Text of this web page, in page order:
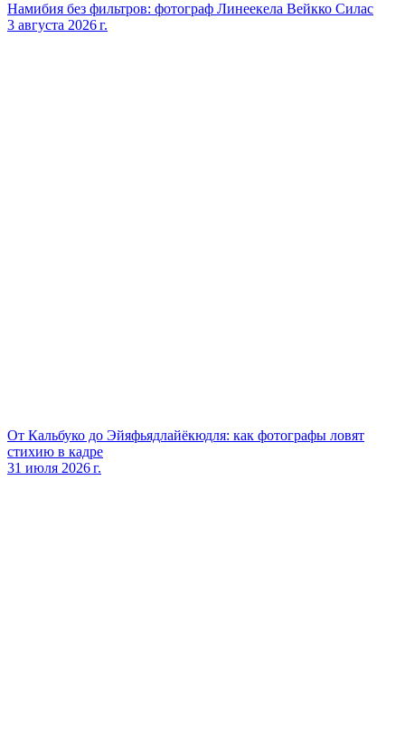
Намибия без фильтров: фотограф Линеекела Вейкко Силас
3 августа 2026 г.
От Кальбуко до Эйяфьядлайёкюдля: как фотографы ловят
стихию в кадре
31 июля 2026 г.